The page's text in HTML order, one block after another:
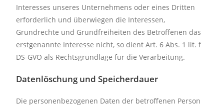
Interesses unseres Unternehmens oder eines Dritten
erforderlich und überwiegen die Interessen,
Grundrechte und Grundfreiheiten des Betroffenen das
erstgenannte Interesse nicht, so dient Art. 6 Abs. 1 lit. f
DS-GVO als Rechtsgrundlage für die Verarbeitung.
Datenlöschung und Speicherdauer
Die personenbezogenen Daten der betroffenen Person